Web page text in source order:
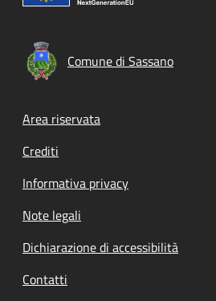
Comune di Sassano
Footer menu
Area riservata
Crediti
Informativa privacy
Note legali
Dichiarazione di accessibilità
Contatti